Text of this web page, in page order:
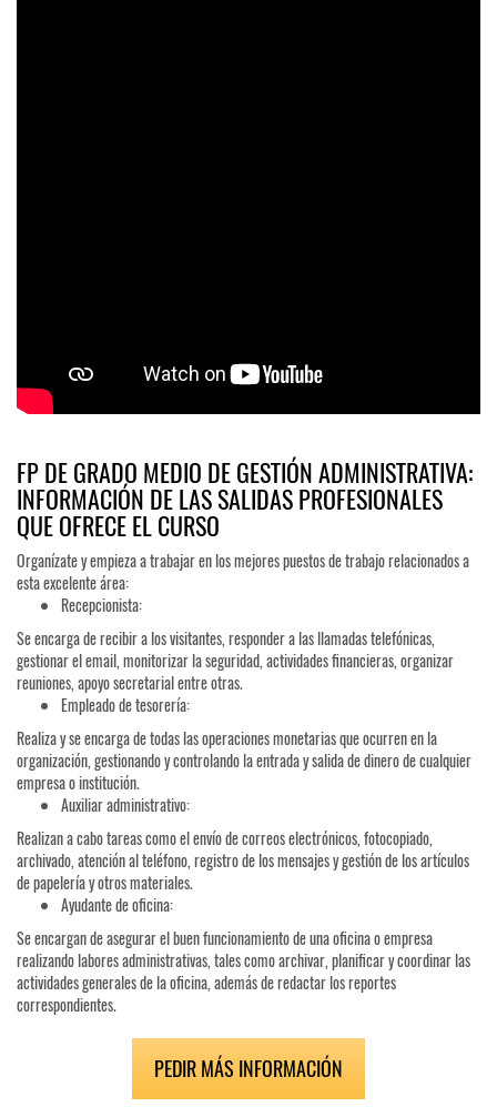
FP DE GRADO MEDIO DE GESTIÓN ADMINISTRATIVA:
INFORMACIÓN DE LAS SALIDAS PROFESIONALES
QUE OFRECE EL CURSO
Organízate y empieza a trabajar en los mejores puestos de trabajo relacionados a
esta excelente área:
Recepcionista:
Se encarga de recibir a los visitantes, responder a las llamadas telefónicas,
gestionar el email, monitorizar la seguridad, actividades financieras, organizar
reuniones, apoyo secretarial entre otras.
Empleado de tesorería:
Realiza y se encarga de todas las operaciones monetarias que ocurren en la
organización, gestionando y controlando la entrada y salida de dinero de cualquier
empresa o institución.
Auxiliar administrativo:
Realizan a cabo tareas como el envío de correos electrónicos, fotocopiado,
archivado, atención al teléfono, registro de los mensajes y gestión de los artículos
de papelería y otros materiales.
Ayudante de oficina:
Se encargan de asegurar el buen funcionamiento de una oficina o empresa
realizando labores administrativas, tales como archivar, planificar y coordinar las
actividades generales de la oficina, además de redactar los reportes
correspondientes.
PEDIR MÁS INFORMACIÓN